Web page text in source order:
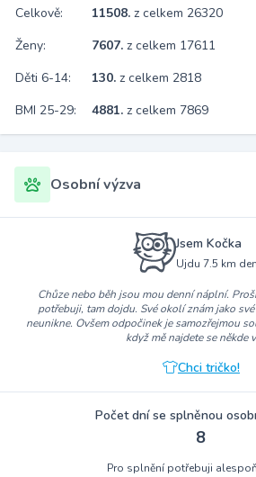
Celkově: 11508. z celkem 26320
Ženy:
7607. z celkem 17611
Děti 6-14:
130. z celkem 2818
BMI 25-29:
4881. z celkem 7869
Osobní výzva
Jsem Kočka
Ujdu 7.5 km
Chůze nebo běh jsou mou denní náplní.
potřebuji, tam dojdu. Své okolí znám jako
neunikne. Ovšem odpočinek je samozřejmou
když mě najdete se někde
Chci tričko!
Počet dní se splněnou
8
Pro splnění potřebuji